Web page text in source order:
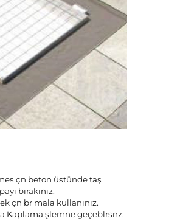
çn beton üstünde taş
bırakınız.
çn br mala kullanınız.
Kaplama şlemne geçeblrsnz.